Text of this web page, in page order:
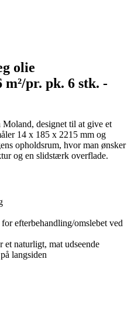
olie
m²/pr. pk. 6 stk. -
designet til at give et
14 x 185 x 2215 mm og
opholdsrum, hvor man ønsker
og en slidstærk overflade.
efterbehandling/omslebet ved
naturligt, mat udseende
langsiden